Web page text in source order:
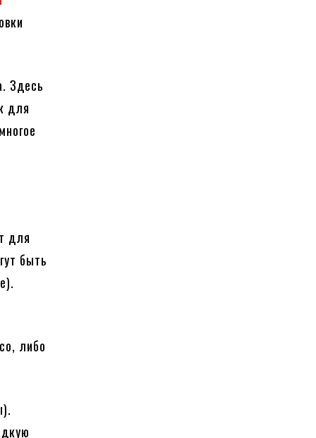
Здесь
для
для
быть
либо